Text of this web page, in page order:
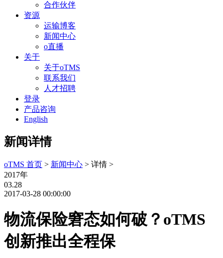
合作伙伴
资源
运输博客
新闻中心
o直播
关于
关于oTMS
联系我们
人才招聘
登录
产品咨询
English
新闻详情
oTMS 首页 > 新闻中心 > 详情 >
2017年
03.28
2017-03-28 00:00:00
物流保险窘态如何破？oTMS
创新推出全程保